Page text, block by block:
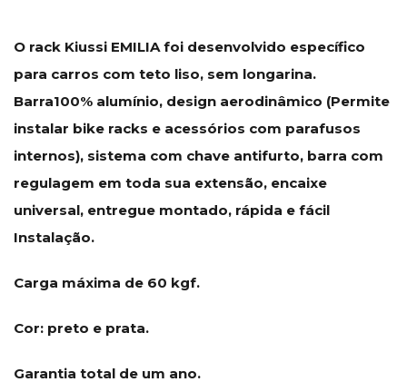
O rack Kiussi EMILIA foi desenvolvido específico
para carros com teto liso, sem longarina.
Barra100% alumínio, design aerodinâmico (Permite
instalar bike racks e acessórios com parafusos
internos), sistema com chave antifurto, barra com
regulagem em toda sua extensão, encaixe
universal, entregue montado, rápida e fácil
Instalação.
Carga máxima de 60 kgf.
Cor: preto e prata.
Garantia total de um ano.